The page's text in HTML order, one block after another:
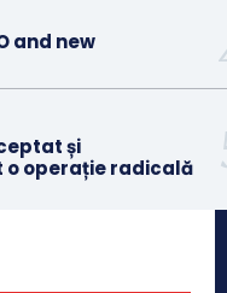
and new
și
operație radicală